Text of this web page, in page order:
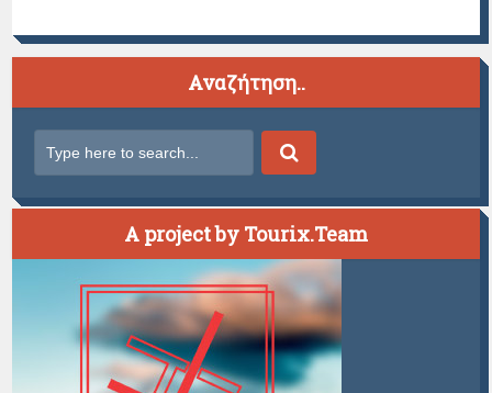
Αναζήτηση..
A project by Tourix.Team